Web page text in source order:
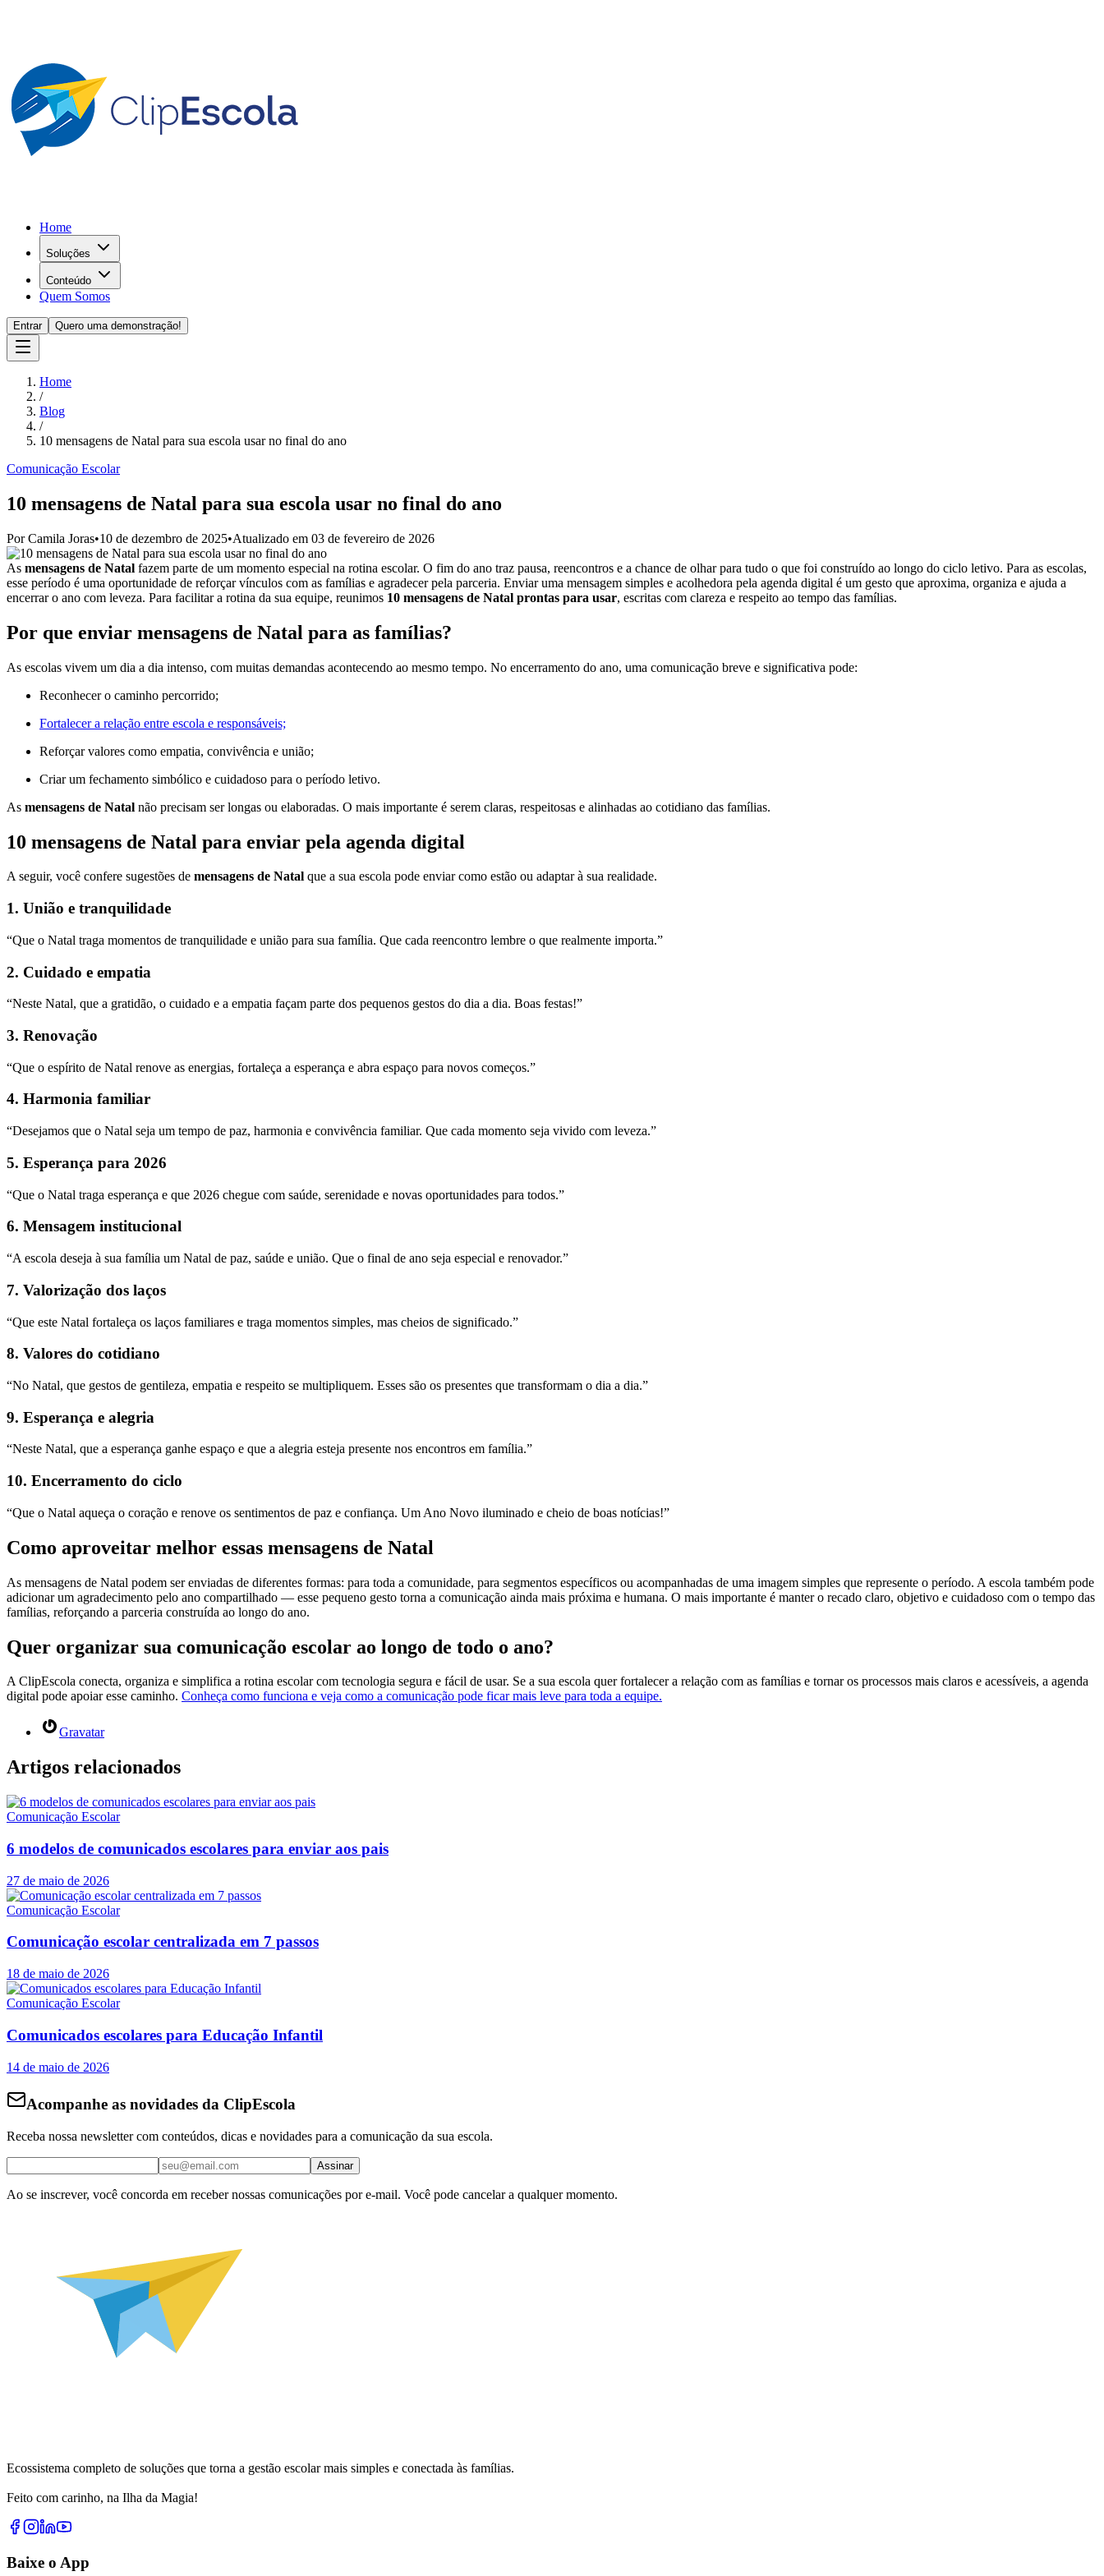
Home
Soluções
Conteúdo
Quem Somos
Entrar Quero uma demonstração!
Home
/
Blog
/
10 mensagens de Natal para sua escola usar no final do ano
Comunicação Escolar
10 mensagens de Natal para sua escola usar no final do ano
PorCamila Joras•10 de dezembro de 2025•Atualizado em 03 de fevereiro de 2026
As mensagens de Natal fazem parte de um momento especial na rotina escolar. O fim do ano traz pausa, reencontros e a chance de olhar para tudo o que foi construído ao longo do ciclo letivo. Para as escolas,
esse período é uma oportunidade de reforçar vínculos com as famílias e agradecer pela parceria. Enviar uma mensagem simples e acolhedora pela agenda digital é um gesto que aproxima, organiza e ajuda a
encerrar o ano com leveza. Para facilitar a rotina da sua equipe, reunimos 10 mensagens de Natal prontas para usar, escritas com clareza e respeito ao tempo das famílias.
Por que enviar mensagens de Natal para as famílias?
As escolas vivem um dia a dia intenso, com muitas demandas acontecendo ao mesmo tempo. No encerramento do ano, uma comunicação breve e significativa pode:
Reconhecer o caminho percorrido;
Fortalecer a relação entre escola e responsáveis;
Reforçar valores como empatia, convivência e união;
Criar um fechamento simbólico e cuidadoso para o período letivo.
As mensagens de Natal não precisam ser longas ou elaboradas. O mais importante é serem claras, respeitosas e alinhadas ao cotidiano das famílias.
10 mensagens de Natal para enviar pela agenda digital
A seguir, você confere sugestões de mensagens de Natal que a sua escola pode enviar como estão ou adaptar à sua realidade.
1. União e tranquilidade
“Que o Natal traga momentos de tranquilidade e união para sua família. Que cada reencontro lembre o que realmente importa.”
2. Cuidado e empatia
“Neste Natal, que a gratidão, o cuidado e a empatia façam parte dos pequenos gestos do dia a dia. Boas festas!”
3. Renovação
“Que o espírito de Natal renove as energias, fortaleça a esperança e abra espaço para novos começos.”
4. Harmonia familiar
“Desejamos que o Natal seja um tempo de paz, harmonia e convivência familiar. Que cada momento seja vivido com leveza.”
5. Esperança para 2026
“Que o Natal traga esperança e que 2026 chegue com saúde, serenidade e novas oportunidades para todos.”
6. Mensagem institucional
“A escola deseja à sua família um Natal de paz, saúde e união. Que o final de ano seja especial e renovador.”
7. Valorização dos laços
“Que este Natal fortaleça os laços familiares e traga momentos simples, mas cheios de significado.”
8. Valores do cotidiano
“No Natal, que gestos de gentileza, empatia e respeito se multipliquem. Esses são os presentes que transformam o dia a dia.”
9. Esperança e alegria
“Neste Natal, que a esperança ganhe espaço e que a alegria esteja presente nos encontros em família.”
10. Encerramento do ciclo
“Que o Natal aqueça o coração e renove os sentimentos de paz e confiança. Um Ano Novo iluminado e cheio de boas notícias!”
Como aproveitar melhor essas mensagens de Natal
As mensagens de Natal podem ser enviadas de diferentes formas: para toda a comunidade, para segmentos específicos ou acompanhadas de uma imagem simples que represente o período. A escola também pode
adicionar um agradecimento pelo ano compartilhado — esse pequeno gesto torna a comunicação ainda mais próxima e humana. O mais importante é manter o recado claro, objetivo e cuidadoso com o tempo das
famílias, reforçando a parceria construída ao longo do ano.
Quer organizar sua comunicação escolar ao longo de todo o ano?
A ClipEscola conecta, organiza e simplifica a rotina escolar com tecnologia segura e fácil de usar. Se a sua escola quer fortalecer a relação com as famílias e tornar os processos mais claros e acessíveis, a agenda
digital pode apoiar esse caminho. Conheça como funciona e veja como a comunicação pode ficar mais leve para toda a equipe.
Gravatar
Artigos relacionados
Comunicação Escolar
6 modelos de comunicados escolares para enviar aos pais
27 de maio de 2026
Comunicação Escolar
Comunicação escolar centralizada em 7 passos
18 de maio de 2026
Comunicação Escolar
Comunicados escolares para Educação Infantil
14 de maio de 2026
Acompanhe as novidades da ClipEscola
Receba nossa newsletter com conteúdos, dicas e novidades para a comunicação da sua escola.
Assinar
Ao se inscrever, você concorda em receber nossas comunicações por e-mail. Você pode cancelar a qualquer momento.
Ecossistema completo de soluções que torna a gestão escolar mais simples e conectada às famílias.
Feito com carinho, na Ilha da Magia!
Baixe o App